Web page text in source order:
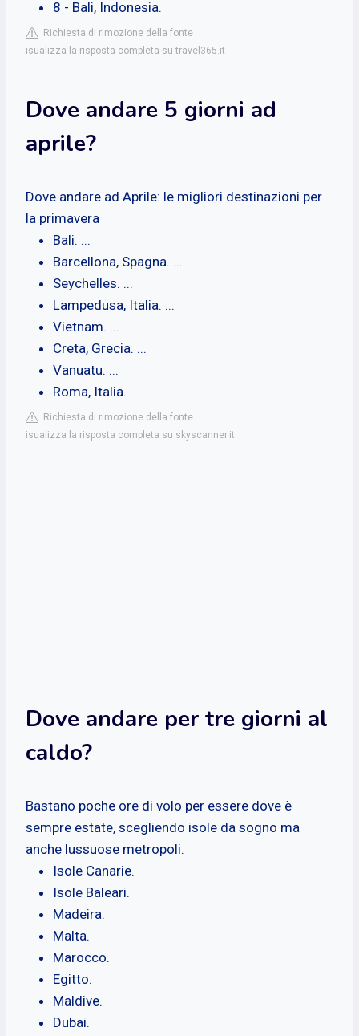
8 - Bali, Indonesia.
Richiesta di rimozione della fonte
isualizza la risposta completa su travel365.it
Dove andare 5 giorni ad
aprile?
Dove andare ad Aprile: le migliori destinazioni per
la primavera
Bali. ...
Barcellona, Spagna. ...
Seychelles. ...
Lampedusa, Italia. ...
Vietnam. ...
Creta, Grecia. ...
Vanuatu. ...
Roma, Italia.
Richiesta di rimozione della fonte
isualizza la risposta completa su skyscanner.it
Dove andare per tre giorni al
caldo?
Bastano poche ore di volo per essere dove è
sempre estate, scegliendo isole da sogno ma
anche lussuose metropoli.
Isole Canarie.
Isole Baleari.
Madeira.
Malta.
Marocco.
Egitto.
Maldive.
Dubai.